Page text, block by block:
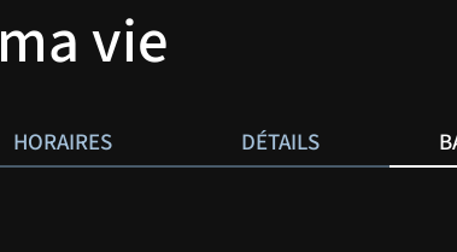
ma vie
HORAIRES DÉTAILS